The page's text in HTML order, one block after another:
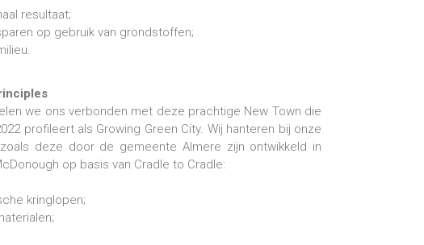
resultaat;
op gebruik van grondstoffen;
we ons verbonden met deze prachtige New Town die
profileert als Growing Green City. Wij hanteren bij onze
deze door de gemeente Almere zijn ontwikkeld in
op basis van Cradle to Cradle:
kringlopen;